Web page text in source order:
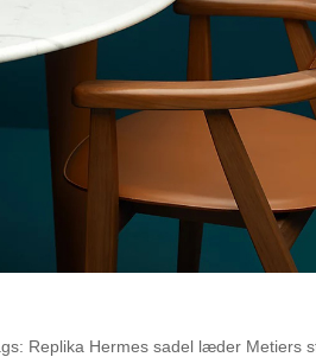
Replika Hermes sadel læder Metiers